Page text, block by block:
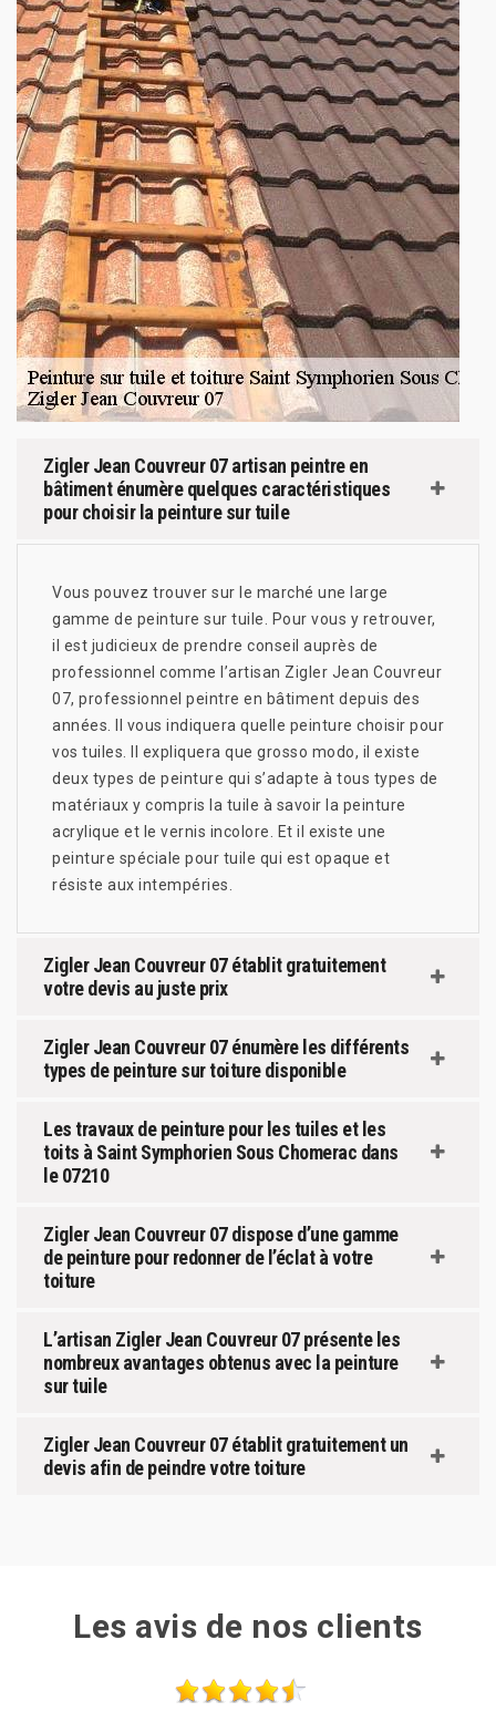
Zigler Jean Couvreur 07 artisan peintre en
bâtiment énumère quelques caractéristiques
pour choisir la peinture sur tuile
Vous pouvez trouver sur le marché une large
gamme de peinture sur tuile. Pour vous y retrouver,
il est judicieux de prendre conseil auprès de
professionnel comme l’artisan Zigler Jean Couvreur
07, professionnel peintre en bâtiment depuis des
années. Il vous indiquera quelle peinture choisir pour
vos tuiles. Il expliquera que grosso modo, il existe
deux types de peinture qui s’adapte à tous types de
matériaux y compris la tuile à savoir la peinture
acrylique et le vernis incolore. Et il existe une
peinture spéciale pour tuile qui est opaque et
résiste aux intempéries.
Zigler Jean Couvreur 07 établit gratuitement
votre devis au juste prix
Zigler Jean Couvreur 07 énumère les différents
types de peinture sur toiture disponible
Les travaux de peinture pour les tuiles et les
toits à Saint Symphorien Sous Chomerac dans
le 07210
Zigler Jean Couvreur 07 dispose d’une gamme
de peinture pour redonner de l’éclat à votre
toiture
L’artisan Zigler Jean Couvreur 07 présente les
nombreux avantages obtenus avec la peinture
sur tuile
Zigler Jean Couvreur 07 établit gratuitement un
devis afin de peindre votre toiture
Les avis de nos clients